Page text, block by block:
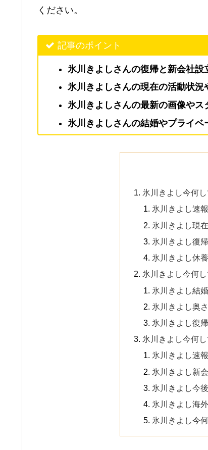
ください。
記事のポイント
氷川きよしさんの復帰と新会社
氷川きよしさんの現在の活動状
氷川きよしさんの最新の画像や
氷川きよしさんの結婚やプライ
氷川きよし今何
氷川きよし速
氷川きよし現
氷川きよし復
氷川きよし休
氷川きよし今何
氷川きよし結
氷川きよし奥
氷川きよし復
氷川きよし今何
氷川きよし速
氷川きよし新
氷川きよし今
氷川きよし海
氷川きよし今